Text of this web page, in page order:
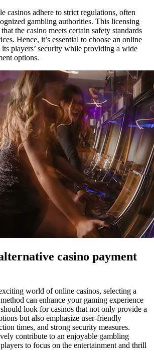
casinos adhere to strict regulations, often
gambling authorities. This licensing
the casino meets certain safety standards
Hence, it’s essential to choose an online
players’ security while providing a wide
options.
casino payment
world of online casinos, selecting a
can enhance your gaming experience
look for casinos that not only provide a
but also emphasize user-friendly
times, and strong security measures.
contribute to an enjoyable gambling
to focus on the entertainment and thrill